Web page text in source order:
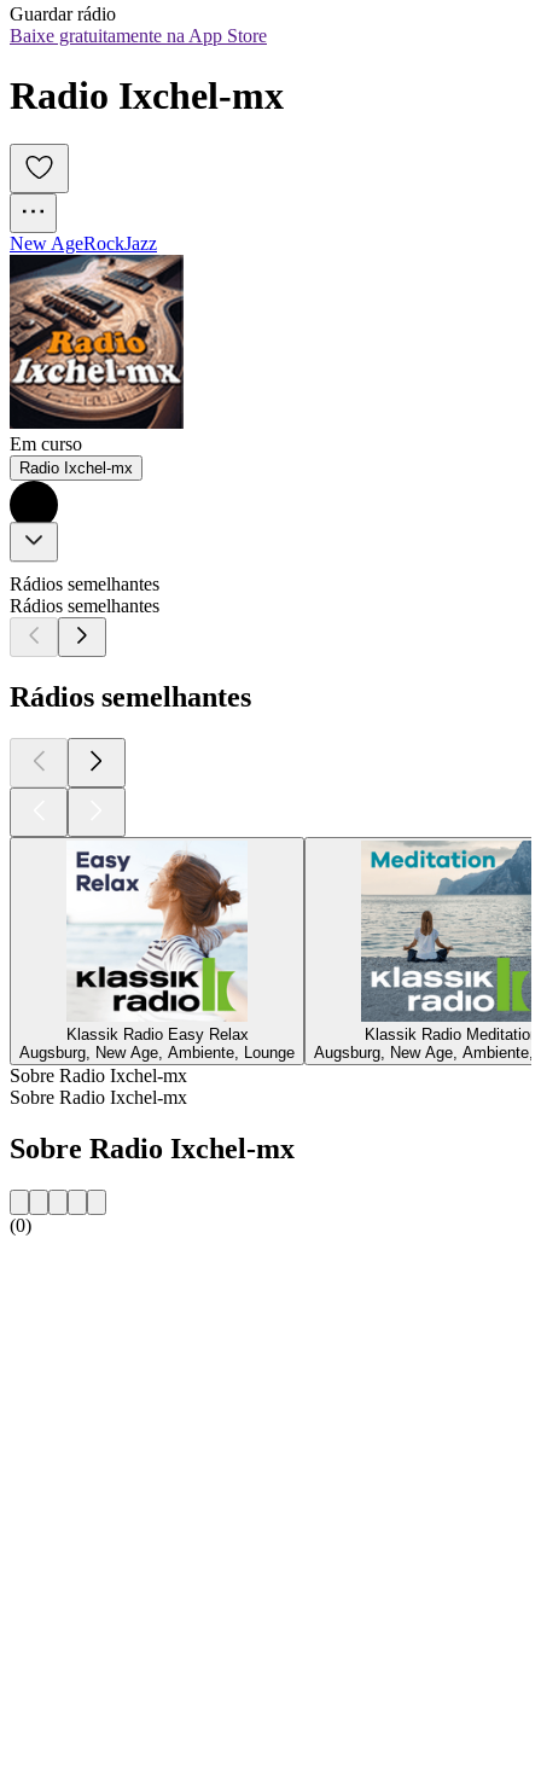
Guardar rádio
Baixe gratuitamente na App Store
Radio Ixchel-mx
New AgeRockJazz
Em curso
Radio Ixchel-mx
Rádios semelhantes
Rádios semelhantes
Rádios semelhantes
Klassik Radio Easy Relax
Augsburg, New Age, Ambiente, Lounge
Klassik Radio Meditation
Augsburg, New Age, Ambiente,
Sobre Radio Ixchel-mx
Sobre Radio Ixchel-mx
Sobre Radio Ixchel-mx
(0)